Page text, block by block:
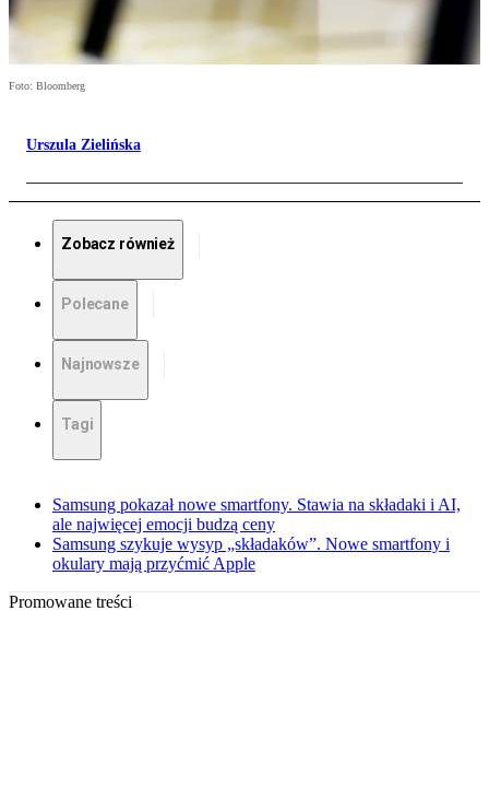
Foto: Bloomberg
Urszula Zielińska
Zobacz również
Polecane
Najnowsze
Tagi
Samsung pokazał nowe smartfony. Stawia na składaki i AI,
ale najwięcej emocji budzą ceny
Samsung szykuje wysyp „składaków”. Nowe smartfony i
okulary mają przyćmić Apple
Promowane treści